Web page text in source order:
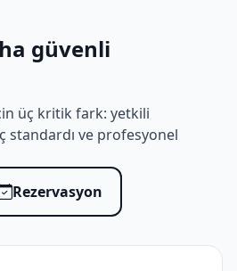
güvenli
üç kritik fark: yetkili
standardı ve profesyonel
Rezervasyon